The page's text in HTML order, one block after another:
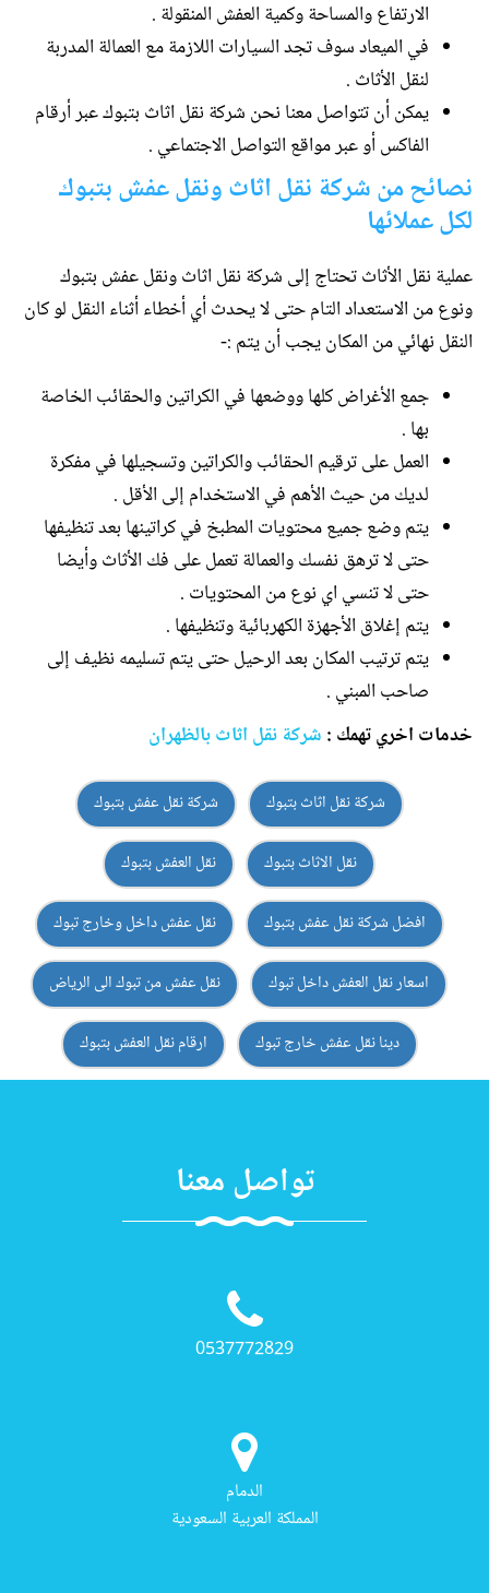
الارتفاع والمساحة وكمية العفش المنقولة .
في الميعاد سوف تجد السيارات اللازمة مع العمالة المدربة
لنقل الأثاث .
يمكن أن تتواصل معنا نحن شركة نقل اثاث بتبوك عبر أرقام
الفاكس أو عبر مواقع التواصل الاجتماعي .
نصائح من شركة نقل اثاث ونقل عفش بتبوك
لكل عملائها
عملية نقل الأثاث تحتاج إلى شركة نقل اثاث ونقل عفش بتبوك
ونوع من الاستعداد التام حتى لا يحدث أي أخطاء أثناء النقل لو كان
النقل نهائي من المكان يجب أن يتم :-
جمع الأغراض كلها ووضعها في الكراتين والحقائب الخاصة
بها .
العمل على ترقيم الحقائب والكراتين وتسجيلها في مفكرة
لديك من حيث الأهم في الاستخدام إلى الأقل .
يتم وضع جميع محتويات المطبخ في كراتينها بعد تنظيفها
حتى لا ترهق نفسك والعمالة تعمل على فك الأثاث وأيضا
حتى لا تنسي اي نوع من المحتويات .
يتم إغلاق الأجهزة الكهربائية وتنظيفها .
يتم ترتيب المكان بعد الرحيل حتى يتم تسليمه نظيف إلى
صاحب المبني .
خدمات اخري تهمك : شركة نقل اثاث بالظهران
شركة نقل اثاث بتبوك شركة نقل عفش بتبوك
نقل الاثاث بتبوك نقل العفش بتبوك
افضل شركة نقل عفش بتبوك نقل عفش داخل وخارج تبوك
اسعار نقل العفش داخل تبوك نقل عفش من تبوك الى الرياض
دينا نقل عفش خارج تبوك ارقام نقل العفش بتبوك
تواصل معنا
0537772829
الدمام
المملكة العربية السعودية